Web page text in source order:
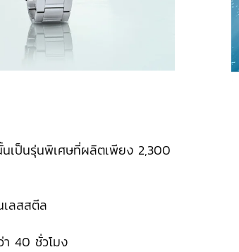
เป็นรุ่นพิเศษที่ผลิตเพียง 2,300
ลสสตีล
40 ชั่วโมง